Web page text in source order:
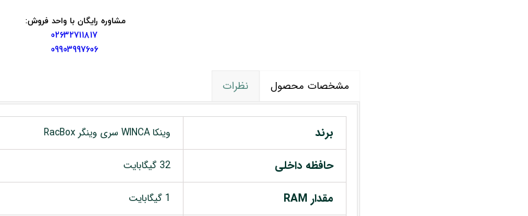
مشاوره رایگان با واحد فروش:
02632711817
09903997606
مشخصات محصول نظرات
برند وینکا WINCA سری وینگر RacBox
حافظه داخلی 32 گیگابایت
مقدار RAM 1 گیگابایت